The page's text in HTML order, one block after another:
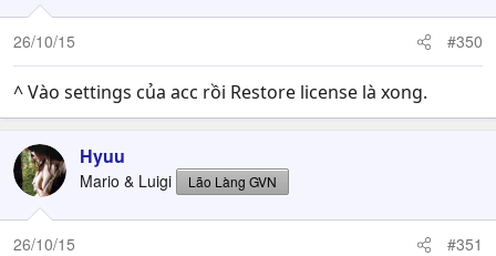
26/10/15 #350
^ Vào settings của acc rồi Restore license là xong.
Hyuu
Mario & Luigi Lão Làng GVN
26/10/15 #351